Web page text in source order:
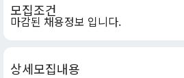
모집조건
마감된 채용정보 입니다.
상세모집내용